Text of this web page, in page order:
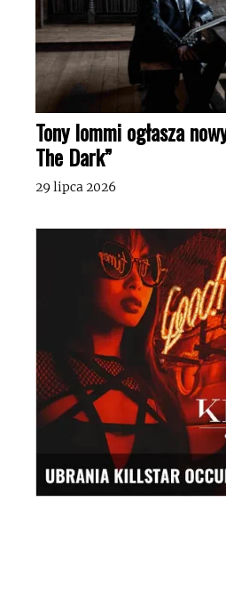
Tony Iommi ogłasza
The Dark”
29 lipca 2026